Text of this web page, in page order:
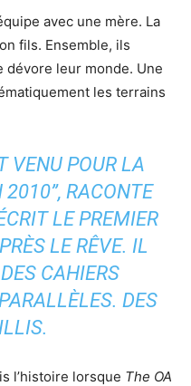
avec une mère. La
fils. Ensemble, ils
leur monde. Une
les terrains
VENU POUR LA
2010”, RACONTE
LE PREMIER
LE RÊVE. IL
CAHIERS
DES
l’histoire lorsque The OA